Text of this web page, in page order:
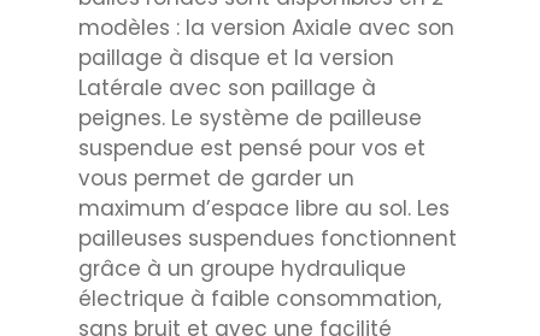
modèles : la version Axiale avec son
paillage à disque et la version
Latérale avec son paillage à
peignes. Le système de pailleuse
suspendue est pensé pour vos et
vous permet de garder un
maximum d’espace libre au sol. Les
pailleuses suspendues fonctionnent
grâce à un groupe hydraulique
électrique à faible consommation,
sans bruit et avec une facilité